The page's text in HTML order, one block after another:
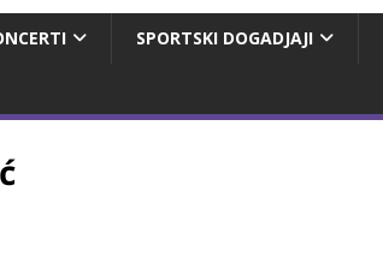
SPORTSKI DOGADJAJI